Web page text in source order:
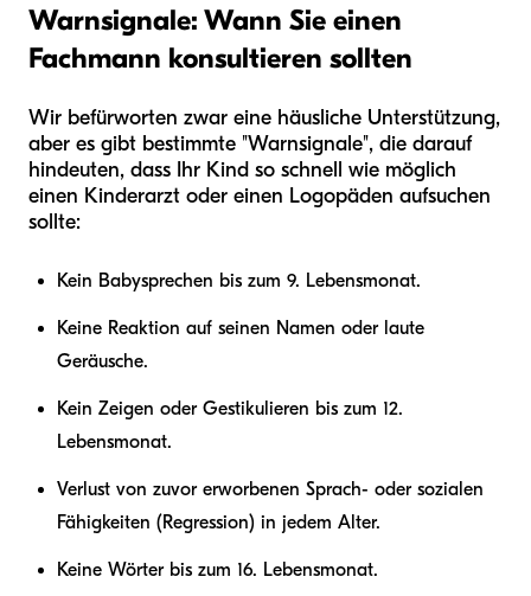
Warnsignale: Wann Sie einen
Fachmann konsultieren sollten
Wir befürworten zwar eine häusliche Unterstützung,
aber es gibt bestimmte "Warnsignale", die darauf
hindeuten, dass Ihr Kind so schnell wie möglich
einen Kinderarzt oder einen Logopäden aufsuchen
sollte:
Kein Babysprechen bis zum 9. Lebensmonat.
Keine Reaktion auf seinen Namen oder laute
Geräusche.
Kein Zeigen oder Gestikulieren bis zum 12.
Lebensmonat.
Verlust von zuvor erworbenen Sprach- oder sozialen
Fähigkeiten (Regression) in jedem Alter.
Keine Wörter bis zum 16. Lebensmonat.